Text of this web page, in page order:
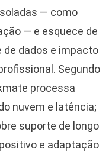
— como
— e esquece de
de dados e impacto
Segundo
processa
nuvem e latência;
suporte de longo
e adaptação